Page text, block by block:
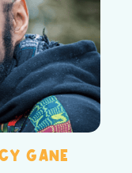
GANE